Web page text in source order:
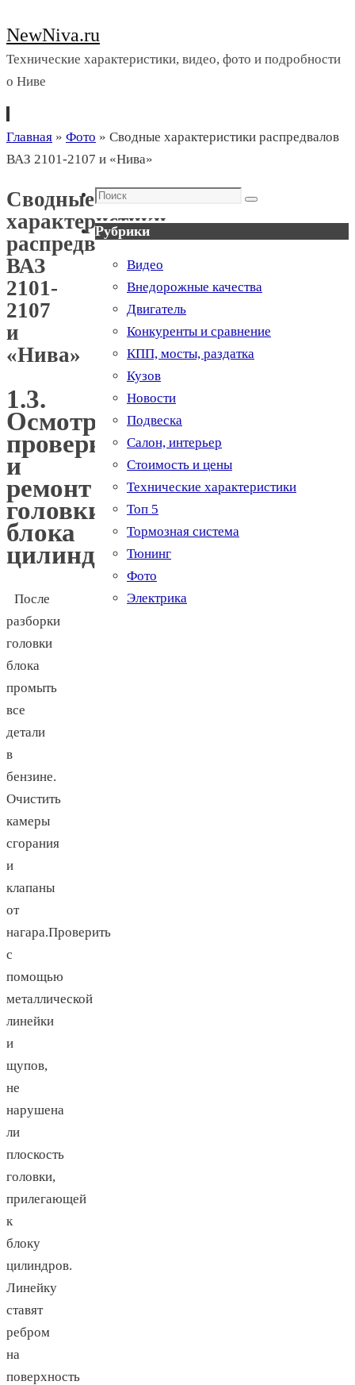
NewNiva.ru
Технические характеристики, видео, фото и подробности
о Ниве
Перейти
к
Главная » Фото » Сводные характеристики распредвалов
ВАЗ 2101-2107 и «Нива»
Сводные
характеристики
распредвалов
ВАЗ
2101-
2107
и
«Нива»
1.3.
Осмотр,
проверка
и
ремонт
головки
блока
цилиндров
После
разборки
головки
блока
промыть
все
детали
в
бензине.
Очистить
камеры
сгорания
и
клапаны
от
нагара.Проверить
с
помощью
металлической
линейки
и
щупов,
не
нарушена
ли
плоскость
головки,
прилегающей
к
блоку
цилиндров.
Линейку
ставят
ребром
на
поверхность
Поиск
Поиск
Рубрики
Видео
Внедорожные качества
Двигатель
Конкуренты и сравнение
КПП, мосты, раздатка
Кузов
Новости
Подвеска
Салон, интерьер
Стоимость и цены
Технические характеристики
Топ 5
Тормозная система
Тюнинг
Фото
Электрика